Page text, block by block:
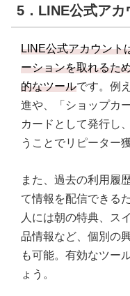
5．LINE公式アカ
LINE公式アカウント
ーションを取れるた
的なツールです。例
進や、「ショップカ
カードとして発行し
うことでリピーター
また、過去の利用履
て情報を配信できる
人には朝の特典、ス
品情報など、個別の
も可能。有効なツー
ょう。